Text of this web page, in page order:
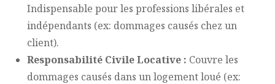
Indispensable pour les professions libérales et
indépendants (ex: dommages causés chez un
client).
Responsabilité Civile Locative : Couvre les
dommages causés dans un logement loué (ex: